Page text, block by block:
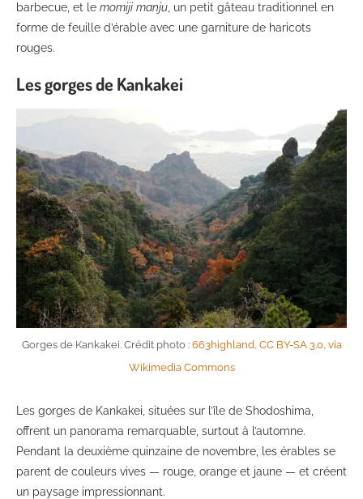
barbecue, et le momiji manju, un petit gâteau traditionnel en
forme de feuille d’érable avec une garniture de haricots
rouges.
Les gorges de Kankakei
Gorges de Kankakei. Crédit photo : 663highland, CC BY-SA 3.0, via
Wikimedia Commons
Les gorges de Kankakei, situées sur l’île de Shodoshima,
offrent un panorama remarquable, surtout à l’automne.
Pendant la deuxième quinzaine de novembre, les érables se
parent de couleurs vives — rouge, orange et jaune — et créent
un paysage impressionnant.